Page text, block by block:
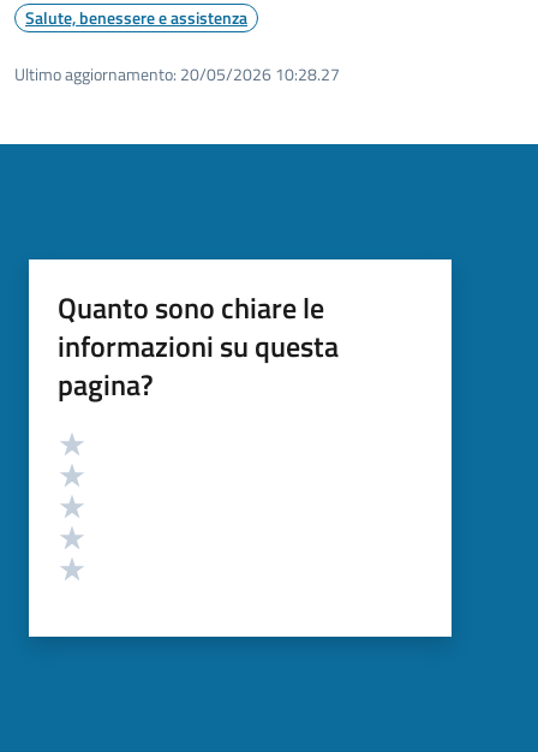
Salute, benessere e assistenza
Ultimo aggiornamento: 20/05/2026 10:28.27
Quanto sono chiare le
informazioni su questa
pagina?
Valutazione